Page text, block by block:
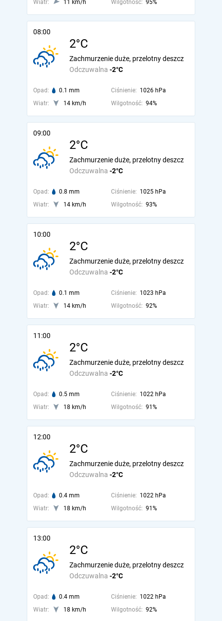
Wiatr: 11 km/h Wilgotność: 95%
08:00
2°C
Odczuwalna -2°C
Zachmurzenie duże, przelotny deszcz
Opad: 0.1 mm Ciśnienie: 1026 hPa
Wiatr:
14 km/h Wilgotność: 94%
09:00
2°C
Odczuwalna -2°C
Zachmurzenie duże, przelotny deszcz
Opad: 0.8 mm Ciśnienie: 1025 hPa
Wiatr:
14 km/h Wilgotność: 93%
10:00
2°C
Odczuwalna -2°C
Zachmurzenie duże, przelotny deszcz
Opad: 0.1 mm Ciśnienie: 1023 hPa
Wiatr:
14 km/h Wilgotność: 92%
11:00
2°C
Odczuwalna -2°C
Zachmurzenie duże, przelotny deszcz
Opad: 0.5 mm Ciśnienie: 1022 hPa
Wiatr:
18 km/h Wilgotność: 91%
12:00
2°C
Odczuwalna -2°C
Zachmurzenie duże, przelotny deszcz
Opad: 0.4 mm Ciśnienie: 1022 hPa
Wiatr:
18 km/h Wilgotność: 91%
13:00
2°C
Odczuwalna -2°C
Zachmurzenie duże, przelotny deszcz
Opad: 0.4 mm Ciśnienie: 1022 hPa
Wiatr:
18 km/h Wilgotność: 92%